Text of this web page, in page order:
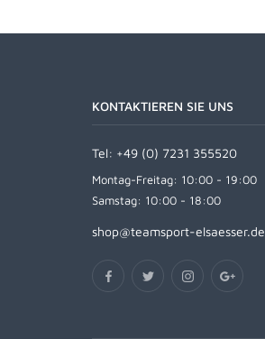
KONTAKTIEREN SIE UNS
Tel: +49 (0) 7231 355520
Montag-Freitag: 10:00 - 19:00
Samstag: 10:00 - 18:00
shop@teamsport-elsaesser.de